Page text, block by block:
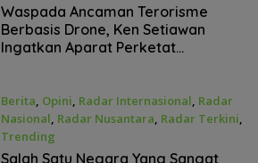
Januari 23, 2026
Waspada Ancaman Terorisme
Berbasis Drone, Ken Setiawan
Ingatkan Aparat Perketat
Berita, Opini, Radar Internasional, Radar
Nasional, Radar Nusantara, Radar Terkini,
Trending
Januari 22, 2026
Salah Satu Negara Yang Sangat